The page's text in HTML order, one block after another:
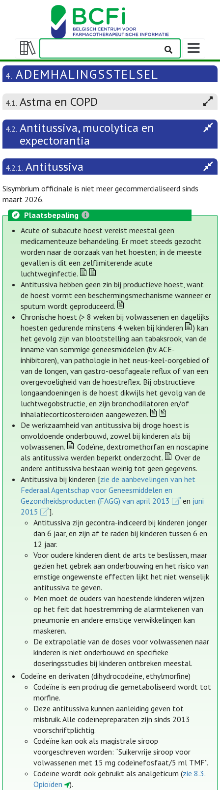
Weergeven/verbergen
inhoudstafel
4. ADEMHALINGSSTELSEL
4.1. Astma en COPD
4.2. Antitussiva, mucolytica en
expectorantia
4.2.1. Antitussiva
Sisymbrium officinale is niet meer gecommercialiseerd sinds
maart 2026.
Plaatsbepaling
Acute of subacute hoest vereist meestal geen
medicamenteuze behandeling. Er moet steeds gezocht
worden naar de oorzaak van het hoesten; in de meeste
gevallen is dit een zelflimiterende acute
luchtweginfectie.
Antitussiva hebben geen zin bij productieve hoest, want
de hoest vormt een beschermingsmechanisme wanneer er
sputum wordt geproduceerd.
Chronische hoest (> 8 weken bij volwassenen en dagelijks
hoesten gedurende minstens 4 weken bij kinderen
) kan
het gevolg zijn van blootstelling aan tabaksrook, van de
inname van sommige geneesmiddelen (bv. ACE-
inhibitoren), van pathologie in het neus-keel-oorgebied of
van de longen, van gastro-oesofageale reflux of van een
overgevoeligheid van de hoestreflex. Bij obstructieve
longaandoeningen is de hoest dikwijls het gevolg van de
luchtwegobstructie, en zijn bronchodilatoren en/of
inhalatiecorticosteroïden aangewezen.
De werkzaamheid van antitussiva bij droge hoest is
onvoldoende onderbouwd, zowel bij kinderen als bij
volwassenen.
Codeïne, dextromethorfan en noscapine
als antitussiva werden beperkt onderzocht.
Over de
andere antitussiva bestaan weinig tot geen gegevens.
Antitussiva bij kinderen [zie de aanbevelingen van het
Federaal Agentschap voor Geneesmiddelen en
Gezondheidsproducten (FAGG) van april 2013
en juni
2015
].
Antitussiva zijn gecontra-indiceerd bij kinderen jonger
dan 6 jaar, en zijn af te raden bij kinderen tussen 6 en
12 jaar.
Voor oudere kinderen dient de arts te beslissen, maar
gezien het gebrek aan onderbouwing en het risico van
ernstige ongewenste effecten lijkt het niet wenselijk
antitussiva te geven.
Men moet de ouders van hoestende kinderen wijzen
op het feit dat hoestremming de alarmtekenen van
pneumonie en andere ernstige verwikkelingen kan
maskeren.
De extrapolatie van de doses voor volwassenen naar
kinderen is niet onderbouwd en specifieke
doseringsstudies bij kinderen ontbreken meestal.
Codeïne en derivaten (dihydrocodeïne, ethylmorfine)
Codeïne is een prodrug die gemetaboliseerd wordt tot
morfine.
Deze antitussiva kunnen aanleiding geven tot
misbruik. Alle codeïnepreparaten zijn sinds 2013
voorschriftplichtig.
Codeïne kan ook als magistrale siroop
voorgeschreven worden: “Suikervrije siroop voor
volwassenen met 15 mg codeïnefosfaat/5 ml TMF”.
Codeïne wordt ook gebruikt als analgeticum (zie 8.3.
Opioïden
).